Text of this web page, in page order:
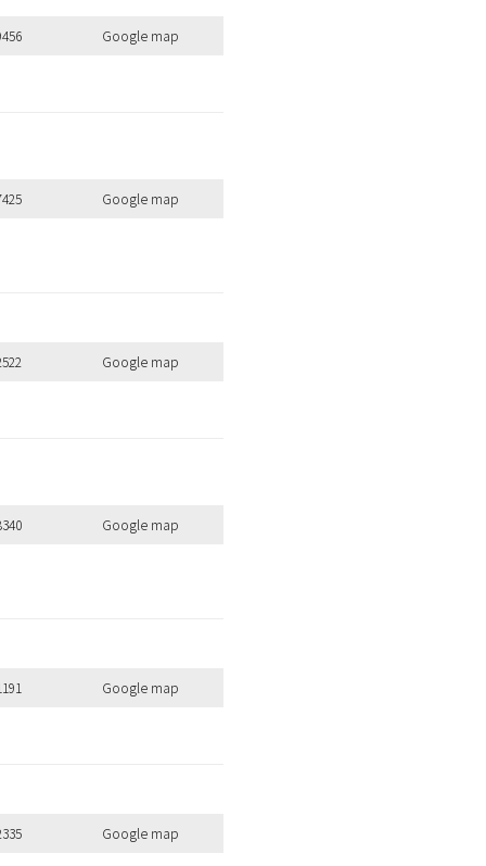
Google map
Google map
Google map
Google map
Google map
Google map